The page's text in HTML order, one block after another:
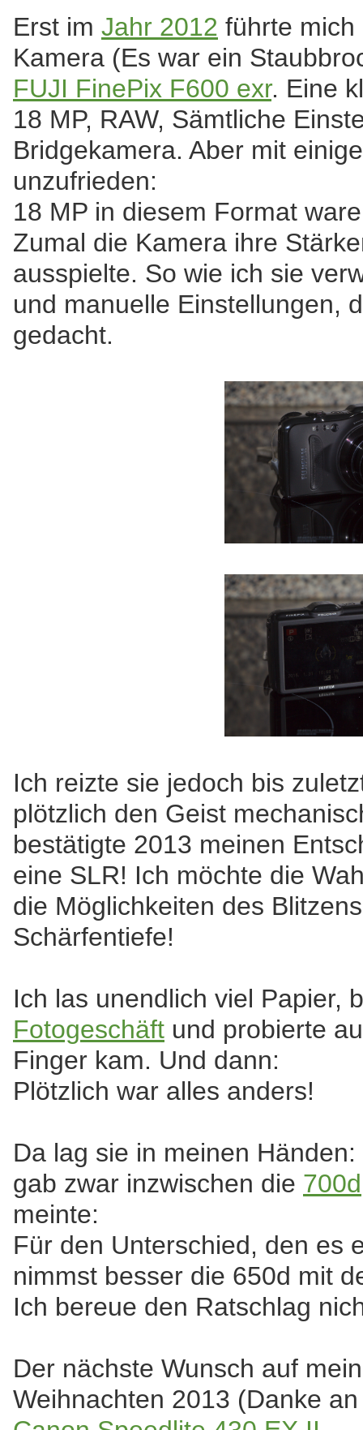
Erst im Jahr 2012 führte
Kamera (Es war ein
FUJI FinePix F600 exr. Eine
18 MP, RAW, Sämtliche
Bridgekamera. Aber mit
unzufrieden:
18 MP in diesem Format
Zumal die Kamera ihre
ausspielte. So wie ich sie
und manuelle Einstellungen,
gedacht.
Ich reizte sie jedoch bis
plötzlich den Geist
bestätigte 2013 meinen
eine SLR! Ich möchte die
die Möglichkeiten des
Schärfentiefe!
Ich las unendlich viel Papier,
Fotogeschäft und probierte
Finger kam. Und dann:
Plötzlich war alles anders!
Da lag sie in meinen
gab zwar inzwischen die 700d
meinte:
Für den Unterschied, den es
nimmst besser die 650d mit
Ich bereue den Ratschlag
Der nächste Wunsch auf
Weihnachten 2013 (Danke